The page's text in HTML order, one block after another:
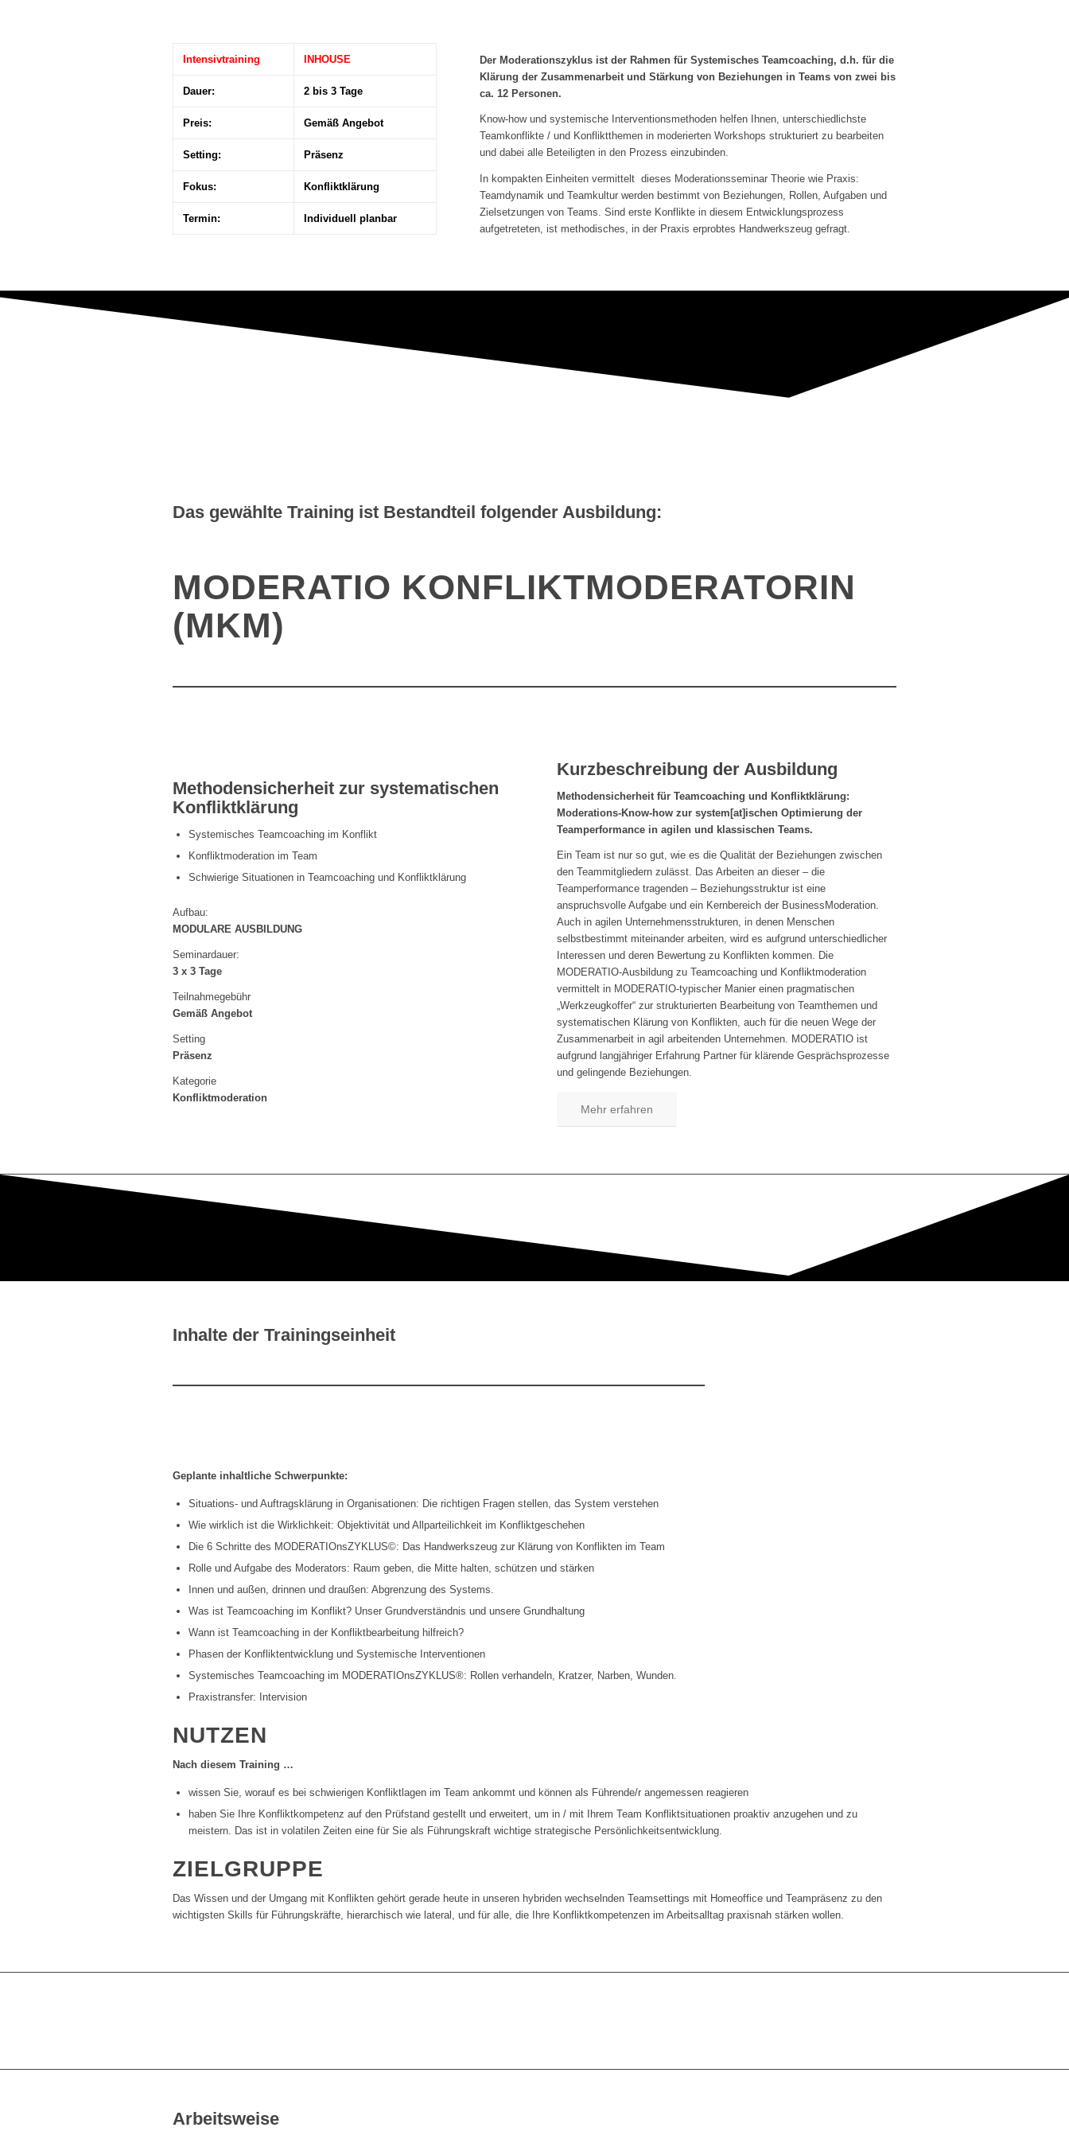
Intensivtraining INHOUSE
Dauer: 2 bis 3 Tage
Preis: Gemäß Angebot
Setting: Präsenz
Fokus: Konfliktklärung
Termin: Individuell planbar
Der Moderationszyklus ist der Rahmen für Systemisches Teamcoaching, d.h. für die
Klärung der Zusammenarbeit und Stärkung von Beziehungen in Teams von zwei bis
ca. 12 Personen.
Know-how und systemische Interventionsmethoden helfen Ihnen, unterschiedlichste
Teamkonflikte / und Konfliktthemen in moderierten Workshops strukturiert zu bearbeiten
und dabei alle Beteiligten in den Prozess einzubinden.
In kompakten Einheiten vermittelt dieses Moderationsseminar Theorie wie Praxis:
Teamdynamik und Teamkultur werden bestimmt von Beziehungen, Rollen, Aufgaben und
Zielsetzungen von Teams. Sind erste Konflikte in diesem Entwicklungsprozess
aufgetreteten, ist methodisches, in der Praxis erprobtes Handwerkszeug gefragt.
Das gewählte Training ist Bestandteil folgender Ausbildung:
MODERATIO KONFLIKTMODERATORIN
(MKM)
Methodensicherheit zur systematischen
Konfliktklärung
Systemisches Teamcoaching im Konflikt
Konfliktmoderation im Team
Schwierige Situationen in Teamcoaching und Konfliktklärung
Aufbau:
MODULARE AUSBILDUNG
Seminardauer:
3 x 3 Tage
Teilnahmegebühr
Gemäß Angebot
Setting
Präsenz
Kategorie
Konfliktmoderation
Kurzbeschreibung der Ausbildung
Methodensicherheit für Teamcoaching und Konfliktklärung:
Moderations-Know-how zur system[at]ischen Optimierung der
Teamperformance in agilen und klassischen Teams.
Ein Team ist nur so gut, wie es die Qualität der Beziehungen zwischen
den Teammitgliedern zulässt. Das Arbeiten an dieser – die
Teamperformance tragenden – Beziehungsstruktur ist eine
anspruchsvolle Aufgabe und ein Kernbereich der BusinessModeration.
Auch in agilen Unternehmensstrukturen, in denen Menschen
selbstbestimmt miteinander arbeiten, wird es aufgrund unterschiedlicher
Interessen und deren Bewertung zu Konflikten kommen. Die
MODERATIO-Ausbildung zu Teamcoaching und Konfliktmoderation
vermittelt in MODERATIO-typischer Manier einen pragmatischen
„Werkzeugkoffer“ zur strukturierten Bearbeitung von Teamthemen und
systematischen Klärung von Konflikten, auch für die neuen Wege der
Zusammenarbeit in agil arbeitenden Unternehmen. MODERATIO ist
aufgrund langjähriger Erfahrung Partner für klärende Gesprächsprozesse
und gelingende Beziehungen.
Mehr erfahren
Inhalte der Trainingseinheit
Geplante inhaltliche Schwerpunkte:
Situations- und Auftragsklärung in Organisationen: Die richtigen Fragen stellen, das System verstehen
Wie wirklich ist die Wirklichkeit: Objektivität und Allparteilichkeit im Konfliktgeschehen
Die 6 Schritte des MODERATIOnsZYKLUS©: Das Handwerkszeug zur Klärung von Konflikten im Team
Rolle und Aufgabe des Moderators: Raum geben, die Mitte halten, schützen und stärken
Innen und außen, drinnen und draußen: Abgrenzung des Systems.
Was ist Teamcoaching im Konflikt? Unser Grundverständnis und unsere Grundhaltung
Wann ist Teamcoaching in der Konfliktbearbeitung hilfreich?
Phasen der Konfliktentwicklung und Systemische Interventionen
Systemisches Teamcoaching im MODERATIOnsZYKLUS®: Rollen verhandeln, Kratzer, Narben, Wunden.
Praxistransfer: Intervision
NUTZEN
Nach diesem Training …
wissen Sie, worauf es bei schwierigen Konfliktlagen im Team ankommt und können als Führende/r angemessen reagieren
haben Sie Ihre Konfliktkompetenz auf den Prüfstand gestellt und erweitert, um in / mit Ihrem Team Konfliktsituationen proaktiv anzugehen und zu
meistern. Das ist in volatilen Zeiten eine für Sie als Führungskraft wichtige strategische Persönlichkeitsentwicklung.
ZIELGRUPPE
Das Wissen und der Umgang mit Konflikten gehört gerade heute in unseren hybriden wechselnden Teamsettings mit Homeoffice und Teampräsenz zu den
wichtigsten Skills für Führungskräfte, hierarchisch wie lateral, und für alle, die Ihre Konfliktkompetenzen im Arbeitsalltag praxisnah stärken wollen.
Arbeitsweise